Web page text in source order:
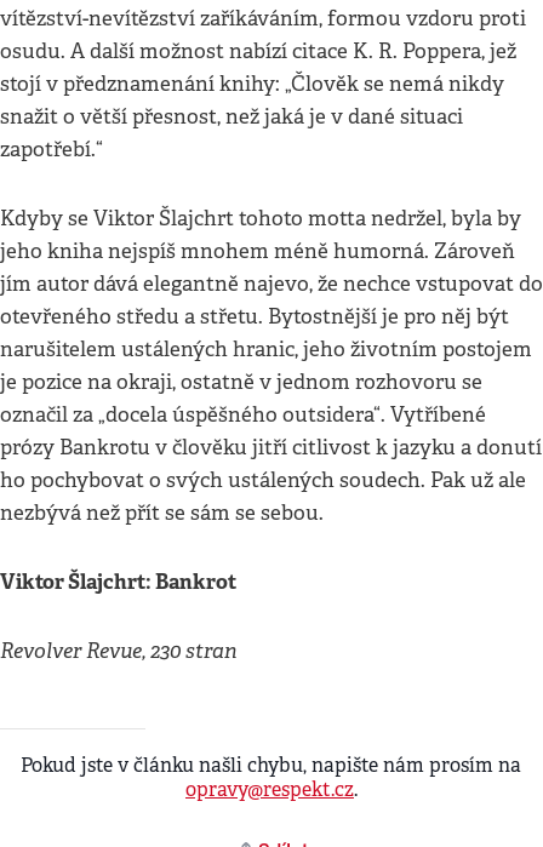
vítězství-nevítězství zaříkáváním, formou vzdoru proti
osudu. A další možnost nabízí citace K. R. Poppera, jež
stojí v předznamenání knihy: „Člověk se nemá nikdy
snažit o větší přesnost, než jaká je v dané situaci
zapotřebí.“
Kdyby se Viktor Šlajchrt tohoto motta nedržel, byla by
jeho kniha nejspíš mnohem méně humorná. Zároveň
jím autor dává elegantně najevo, že nechce vstupovat do
otevřeného středu a střetu. Bytostnější je pro něj být
narušitelem ustálených hranic, jeho životním postojem
je pozice na okraji, ostatně v jednom rozhovoru se
označil za „docela úspěšného outsidera“. Vytříbené
prózy Bankrotu v člověku jitří citlivost k jazyku a donutí
ho pochybovat o svých ustálených soudech. Pak už ale
nezbývá než přít se sám se sebou.
Viktor Šlajchrt: Bankrot
Revolver Revue, 230 stran
Pokud jste v článku našli chybu, napište nám prosím na
opravy@respekt.cz.